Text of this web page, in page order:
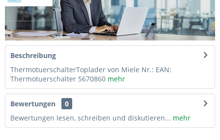
Beschreibung
ThermotuerschalterToplader von Miele Nr.: EAN:
Thermotuerschalter 5670860 mehr
Bewertungen
0
Bewertungen lesen, schreiben und diskutieren... mehr